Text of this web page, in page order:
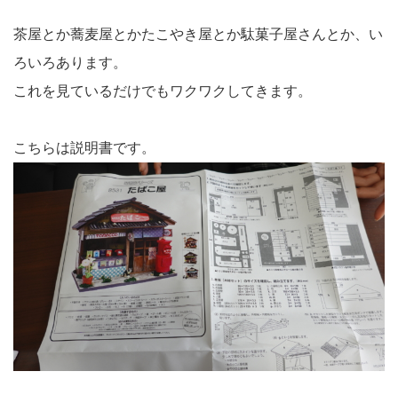
茶屋とか蕎麦屋とかたこやき屋とか駄菓子屋さんとか、い
ろいろあります。
これを見ているだけでもワクワクしてきます。
こちらは説明書です。